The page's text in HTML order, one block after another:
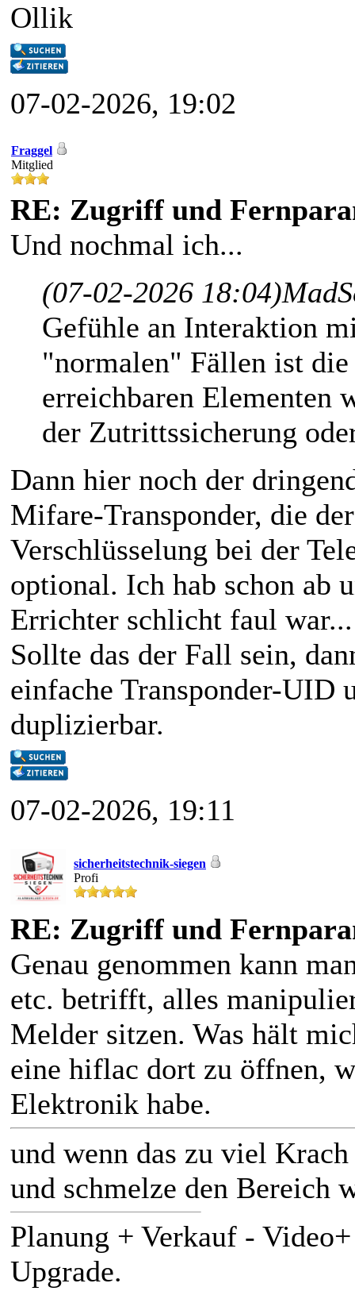
Ollik
07-02-2026, 19:02
Fraggel
Mitglied
RE: Zugriff und
Und nochmal ich...
(07-02-2026 18:04)
Gefühle an Interaktion
"normalen" Fällen ist
erreichbaren Elementen
der Zutrittssicherung
Dann hier noch der
Mifare-Transponder, die
Verschlüsselung bei der
optional. Ich hab schon ab
Errichter schlicht faul war...
Sollte das der Fall sein,
einfache Transponder-UID
duplizierbar.
07-02-2026, 19:11
sicherheitstechnik-siegen
Profi
RE: Zugriff und
Genau genommen kann
etc. betrifft, alles
Melder sitzen. Was hält
eine hiflac dort zu öffnen,
Elektronik habe.
und wenn das zu viel
und schmelze den Bereich
Planung + Verkauf -
Upgrade.